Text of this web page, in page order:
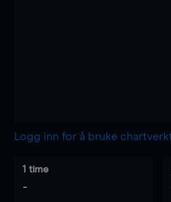
Logg inn for å bruke
1 time
-